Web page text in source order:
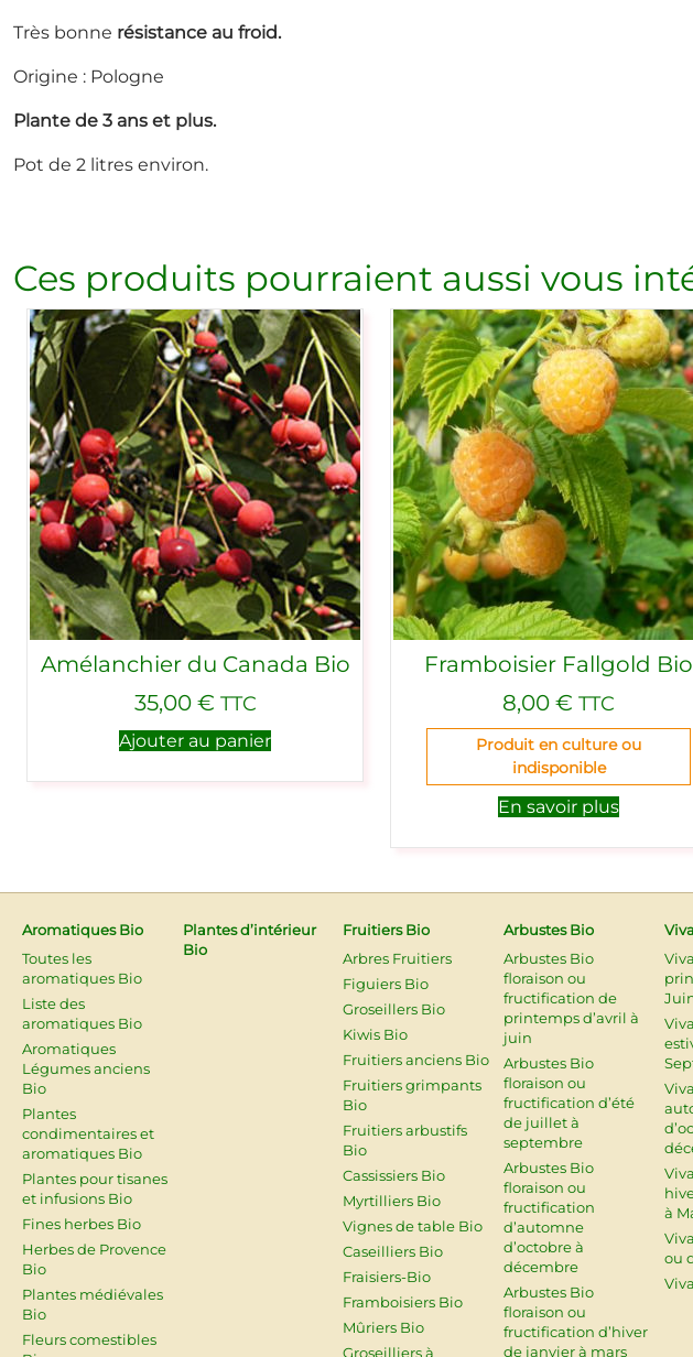
Très bonne résistance au froid.
Origine : Pologne
Plante de 3 ans et plus.
Pot de 2 litres environ.
Ces produits pourraient aussi vous
Amélanchier du Canada Bio
35,00 € TTC
Ajouter au panier
Framboisier Fallgold Bio
8,00 € TTC
Produit en culture ou
indisponible
En savoir plus
Aromatiques Bio
Toutes les
aromatiques Bio
Liste des
aromatiques Bio
Aromatiques
Légumes anciens
Bio
Plantes
condimentaires et
aromatiques Bio
Plantes pour tisanes
et infusions Bio
Fines herbes Bio
Herbes de Provence
Bio
Plantes médiévales
Bio
Fleurs comestibles
Plantes d’intérieur
Bio
Fruitiers Bio
Arbres Fruitiers
Figuiers Bio
Groseillers Bio
Kiwis Bio
Fruitiers anciens Bio
Fruitiers grimpants
Bio
Fruitiers arbustifs
Bio
Cassissiers Bio
Myrtilliers Bio
Vignes de table Bio
Caseilliers Bio
Fraisiers-Bio
Framboisiers Bio
Mûriers Bio
Groseilliers à
Arbustes Bio
Arbustes Bio
floraison ou
fructification de
printemps d’avril à
juin
Arbustes Bio
floraison ou
fructification d’été
de juillet à
septembre
Arbustes Bio
floraison ou
fructification
d’automne
d’octobre à
décembre
Arbustes Bio
floraison ou
fructification d’hiver
de janvier à mars
à
ou